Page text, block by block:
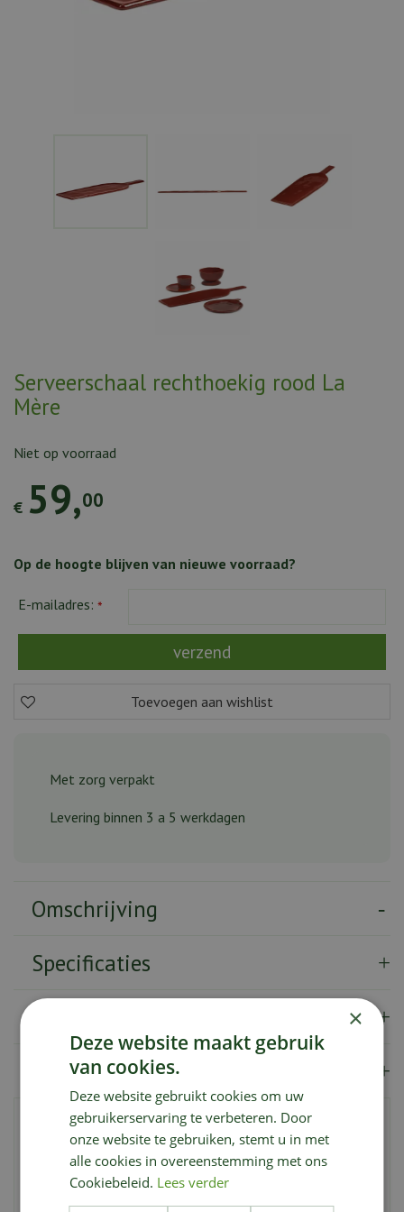
Serveerschaal rechthoekig rood La
Mère
€ 59,00
Niet op voorraad
Op de hoogte blijven van nieuwe voorraad?
E-mailadres: *
Met zorg verpakt
Levering binnen 3 a 5 werkdagen
Omschrijving
Specificaties
Showroom
Deze serveerschaal op voet voegt een vleugje glamour
en stijl toe aan uw feestelijke presentaties. Met zijn
intense rode kleur en verhoogd ontwerp is deze schaal
perfect voor het presenteren van fruitsalades, hors
d'oeuvres en meer. Gemaakt van hoogwaardig keramiek,
×
Deze website maakt gebruik
van cookies.
Deze website gebruikt cookies om uw
gebruikerservaring te verbeteren. Door
onze website te gebruiken, stemt u in met
alle cookies in overeenstemming met ons
Cookiebeleid. Lees verder